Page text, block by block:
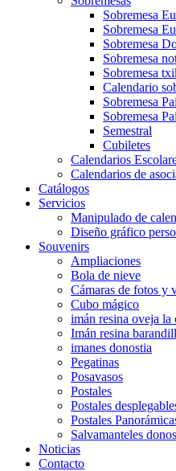
Sobremesa
Sobremesa
Sobremesa
Sobremesa
Sobremesa
Calendario
Sobremesa
Sobremesa
Semestral
Cubiletes
Calendarios
Calendarios de
Catálogos
Servicios
Manipulado de
Diseño gráfico
Souvenirs
Ampliaciones
Bola de nieve
Cámaras de fotos y
Cubo mágico
imán resina oveja la
Imán resina
imanes donostia
Pegatinas
Posavasos
Postales
Postales
Postales
Salvamanteles
Noticias
Contacto